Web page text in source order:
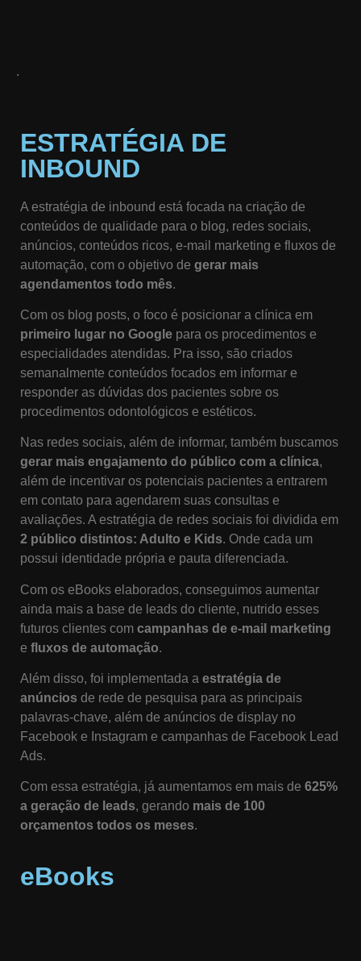
.
ESTRATÉGIA DE
INBOUND
A estratégia de inbound está focada na criação de
conteúdos de qualidade para o blog, redes sociais,
anúncios, conteúdos ricos, e-mail marketing e fluxos de
automação, com o objetivo de gerar mais
agendamentos todo mês.
Com os blog posts, o foco é posicionar a clínica em
primeiro lugar no Google para os procedimentos e
especialidades atendidas. Pra isso, são criados
semanalmente conteúdos focados em informar e
responder as dúvidas dos pacientes sobre os
procedimentos odontológicos e estéticos.
Nas redes sociais, além de informar, também buscamos
gerar mais engajamento do público com a clínica,
além de incentivar os potenciais pacientes a entrarem
em contato para agendarem suas consultas e
avaliações. A estratégia de redes sociais foi dividida em
2 público distintos: Adulto e Kids. Onde cada um
possui identidade própria e pauta diferenciada.
Com os eBooks elaborados, conseguimos aumentar
ainda mais a base de leads do cliente, nutrido esses
futuros clientes com campanhas de e-mail marketing
e fluxos de automação.
Além disso, foi implementada a estratégia de
anúncios de rede de pesquisa para as principais
palavras-chave, além de anúncios de display no
Facebook e Instagram e campanhas de Facebook Lead
Ads.
Com essa estratégia, já aumentamos em mais de 625%
a geração de leads, gerando mais de 100
orçamentos todos os meses.
eBooks